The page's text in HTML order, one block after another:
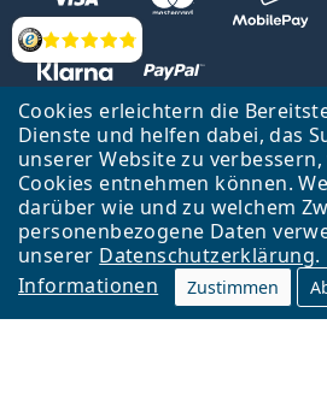
Cookies erleichtern die
Dienste und helfen dabei, das
unserer Website zu verbessern,
Cookies entnehmen können.
darüber wie und zu welchem
personenbezogene Daten
unserer Datenschutzerklärung.
Informationen
Zustimmen
Bewertung
Zurück zur Hauptseite
Lentiamo s.r.o., Tschechien ist
Shops Lentiamo.de
Seit 18